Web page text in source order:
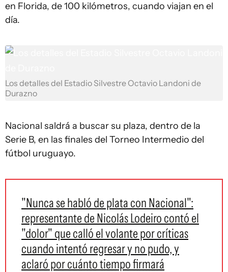
en Florida, de 100 kilómetros, cuando viajan en el
día.
Los detalles del Estadio Silvestre Octavio Landoni de
Durazno
Nacional saldrá a buscar su plaza, dentro de la
Serie B, en las finales del Torneo Intermedio del
fútbol uruguayo.
"Nunca se habló de plata con Nacional":
representante de Nicolás Lodeiro contó el
"dolor" que calló el volante por críticas
cuando intentó regresar y no pudo, y
aclaró por cuánto tiempo firmará